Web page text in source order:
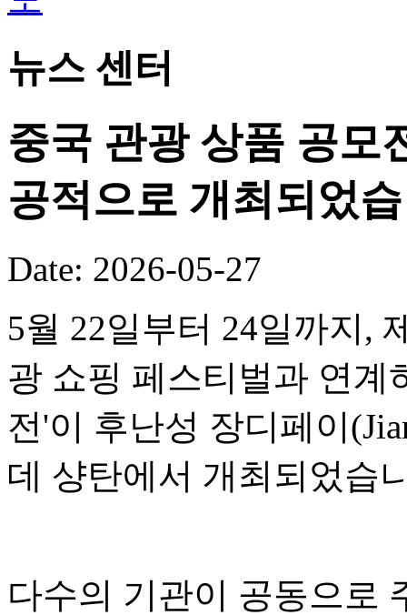
뉴스 센터
중국 관광 상품 공모
공적으로 개최되었
Date: 2026-05-27
5월 22일부터 24일까지,
광 쇼핑 페스티벌과 연계
전'이 후난성 장디페이
데 샹탄에서 개최되었습
다수의 기관이 공동으로